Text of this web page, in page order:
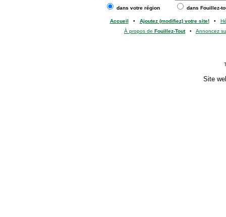
dans votre région dans Fouillez-
Accueil • Ajoutez (modifiez) votre site!•
À propos de Fouillez-Tout• Annoncez
Site